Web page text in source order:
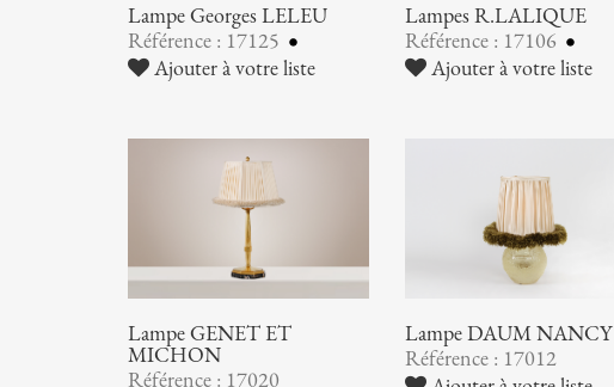
Lampe Georges LELEU
Référence : 17125
Ajouter à votre liste
Lampes R.LALIQUE
Référence : 17106
Ajouter à votre liste
Lampe GENET ET
MICHON
Référence : 17020
Lampe DAUM NANCY
Référence : 17012